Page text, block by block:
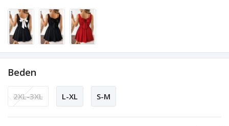
Beden
2XL-3XL L-XL S-M